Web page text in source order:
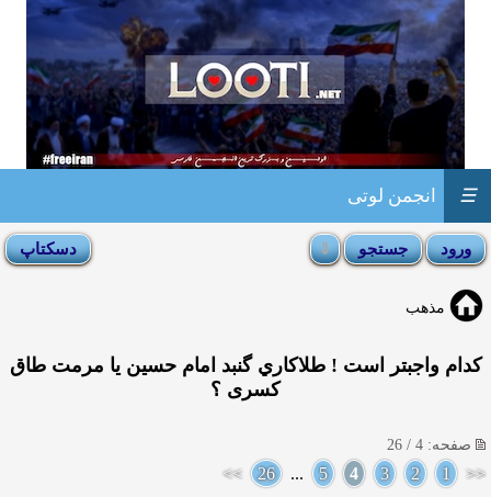
انجمن لوتی ☰
مذهب
کدام واجبتر است ! طلاکاري گنبد امام حسين يا مرمت طاق
كسری ؟
صفحه: 4 / 26
<<
1
2
3
4
5
...
26
>>